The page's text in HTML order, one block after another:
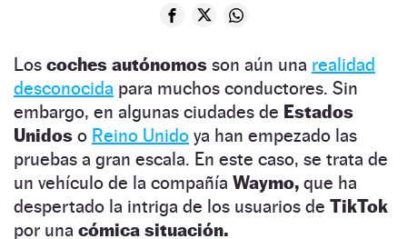
Los coches autónomos son aún una realidad
desconocida para muchos conductores. Sin
embargo, en algunas ciudades de Estados
Unidos o Reino Unido ya han empezado las
pruebas a gran escala. En este caso, se trata de
un vehículo de la compañía Waymo, que ha
despertado la intriga de los usuarios de TikTok
por una cómica situación.